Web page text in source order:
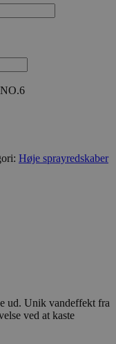
Høje sprayredskaber
ud. Unik vandeffekt fra
ved at kaste